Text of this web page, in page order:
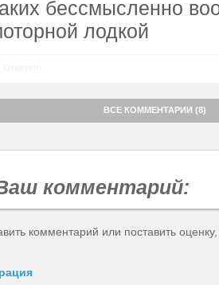
бессмысленно
лодкой
ВСЕ КОММЕНТАРИИ (8)
комментарий:
комментарий или поставить